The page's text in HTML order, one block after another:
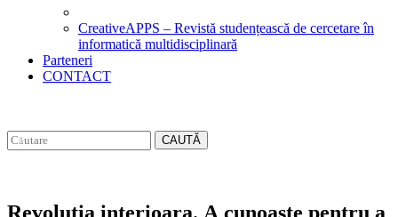
CreativeAPPS – Revistă studențească de cercetare în
informatică multidisciplinară
Parteneri
CONTACT
CAUTĂ